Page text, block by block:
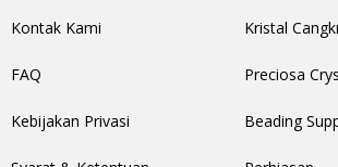
Kontak Kami
FAQ
Kebijakan Privasi
Kristal
Preciosa
Beading